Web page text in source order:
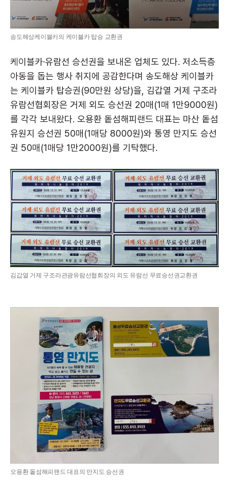
송도해상케이블카의 케이블카 탑승 교환권
케이블카·유람선 승선권을 보내온 업체도 있다. 저소득층
아동을 돕는 행사 취지에 공감한다며 송도해상 케이블카
는 케이블카 탑승권(90만원 상당)을, 김갑열 거제 구조라
유람선협회장은 거제 외도 승선권 20매(1매 1만9000원)
를 각각 보내왔다. 오용환 돝섬해피랜드 대표는 마산 돝섬
유원지 승선권 50매(1매당 8000원)와 통영 만지도 승선
권 50매(1매당 1만2000원)를 기탁했다.
김갑열 거제 구조라관광유람선협회장의 외도 유람선 무료승선권교환권
오용환 돝섬해피랜드 대표의 만지도 승선권